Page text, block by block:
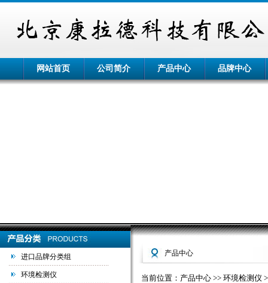
网站首页 公司简介 产品中心 品牌中心
进口品牌分类组
环境检测仪
产品中心
当前位置：产品中心 >> 环境检测仪